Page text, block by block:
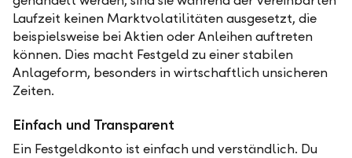
Laufzeit keinen Marktvolatilitäten ausgesetzt, die
beispielsweise bei Aktien oder Anleihen auftreten
können. Dies macht Festgeld zu einer stabilen
Anlageform, besonders in wirtschaftlich unsicheren
Zeiten.
Einfach und Transparent
Ein Festgeldkonto ist einfach und verständlich. Du